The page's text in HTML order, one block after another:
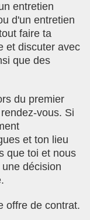
entretien
d'un entretien
faire ta
et discuter avec
que des
du premier
vous. Si
et ton lieu
que toi et nous
décision
offre de contrat.